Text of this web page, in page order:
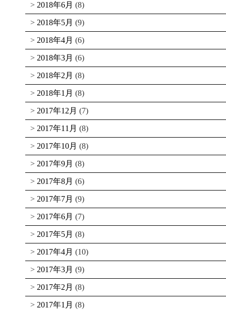
2018年6月 (8)
2018年5月 (9)
2018年4月 (6)
2018年3月 (6)
2018年2月 (8)
2018年1月 (8)
2017年12月 (7)
2017年11月 (8)
2017年10月 (8)
2017年9月 (8)
2017年8月 (6)
2017年7月 (9)
2017年6月 (7)
2017年5月 (8)
2017年4月 (10)
2017年3月 (9)
2017年2月 (8)
2017年1月 (8)